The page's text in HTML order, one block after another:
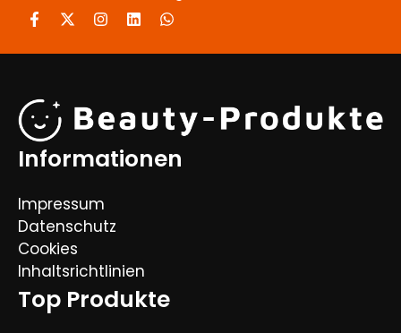
Informationen
Impressum
Datenschutz
Cookies
Inhaltsrichtlinien
Top Produkte